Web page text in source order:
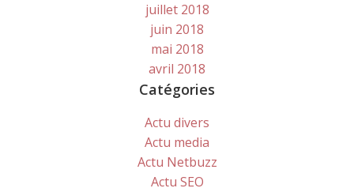
juillet 2018
juin 2018
mai 2018
avril 2018
Catégories
Actu divers
Actu media
Actu Netbuzz
Actu SEO